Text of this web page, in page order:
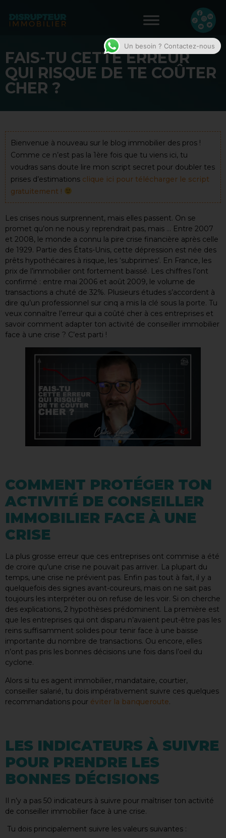
FAIS-TU CETTE ERREUR
QUI RISQUE DE TE COÛTER
CHER ?
Bienvenue à nouveau sur le blog immobilier des pros !
Comme ce n’est pas la 1ère fois que tu viens ici, tu
voudras sans doute lire mon script secret pour doubler tes
prises d’estimations clique ici pour télécharger le script
gratuitement !
Les crises nous surprennent, mais elles passent. On se
promet qu’on ne nous y reprendrait pas, mais … Entre 2007
et 2008, le monde a connu la pire crise financière après celle
de 1929. Partie des États-Unis, cette dépression est née des
prêts hypothécaires à risque, les ‘subprimes’. En France, les
prix de l’immobilier ont fortement baissé. Les chiffres l’ont
confirmé : entre mai 2006 et août 2009, le volume de
transactions a chuté de 32%. Plusieurs études s’accordent à
dire qu’un professionnel sur cinq a mis la clé sous la porte. Tu
veux connaître l’erreur qui a coûté cher à ces entreprises et
savoir comment adapter ton activité de conseiller immobilier
face à une crise ? C’est parti !
COMMENT PROTÉGER TON
ACTIVITÉ DE CONSEILLER
IMMOBILIER FACE À UNE
CRISE
La plus grosse erreur que ces entreprises ont commise a été
de croire qu’une crise ne pouvait pas arriver. La plupart du
temps, une crise ne prévient pas. Enfin pas tout à fait, il y a
quelquefois des signes avant-coureurs, mais on ne sait pas
toujours les interpréter ou on refuse de les voir. Si on cherche
des explications, 2 hypothèses prédominent. La première est
que les entreprises qui ont disparu n’avaient peut-être pas les
reins suffisamment solides pour tenir face à une baisse
importante du nombre de transactions. Ou encore, elles
n’ont pas pris les bonnes décisions une fois dans l’oeil du
cyclone.
Alors si tu es agent immobilier, mandataire, courtier,
conseiller salarié, tu dois impérativement suivre ces quelques
recommandations pour éviter la banqueroute.
LES INDICATEURS À SUIVRE
POUR PRENDRE LES
BONNES DÉCISIONS
Il n’y a pas 50 indicateurs à suivre pour maîtriser ton activité
de conseiller immobilier face à une crise.
Tu dois principalement suivre les valeurs suivantes :
Un besoin ? Contactez-nous